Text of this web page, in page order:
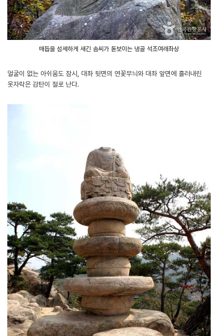
매듭을 섬세하게 새긴 솜씨가 돋보이는 냉골 석조여래좌상
얼굴이 없는 아쉬움도 잠시, 대좌 뒷면의 연꽃무늬와 대좌 앞면에 흘러내린
옷자락은 감탄이 절로 난다.